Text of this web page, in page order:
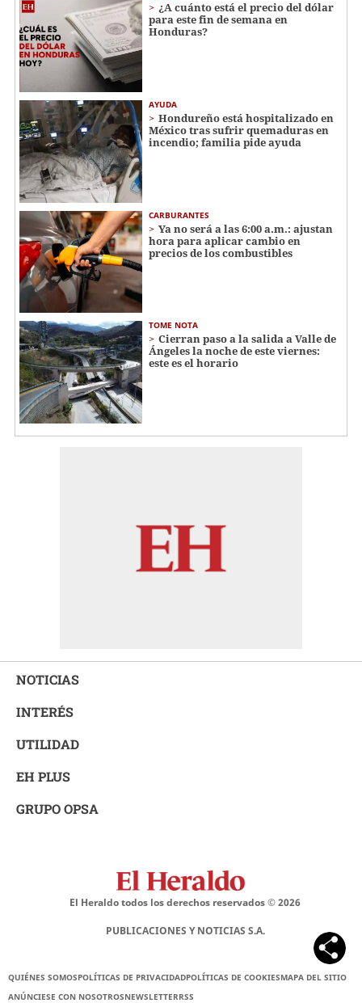
¿A cuánto está el precio del dólar
para este fin de semana en
Honduras?
AYUDA
Hondureño está hospitalizado en
México tras sufrir quemaduras en
incendio; familia pide ayuda
CARBURANTES
Ya no será a las 6:00 a.m.: ajustan
hora para aplicar cambio en
precios de los combustibles
TOME NOTA
Cierran paso a la salida a Valle de
Ángeles la noche de este viernes:
este es el horario
NOTICIAS
INTERÉS
UTILIDAD
EH PLUS
GRUPO OPSA
El Heraldo todos los derechos reservados ©2026
PUBLICACIONES Y NOTICIAS S.A.
QUIÉNES SOMOSPOLÍTICAS DE PRIVACIDADPOLÍTICAS DE COOKIESMAPA DEL SITIO
ANÚNCIESE CON NOSOTROSNEWSLETTERRSS